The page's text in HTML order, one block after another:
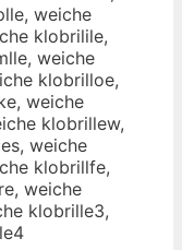
weiche
klobrilile,
weiche
klobrilloe,
weiche
klobrillew,
weiche
klobrillfe,
weiche
klobrille3,